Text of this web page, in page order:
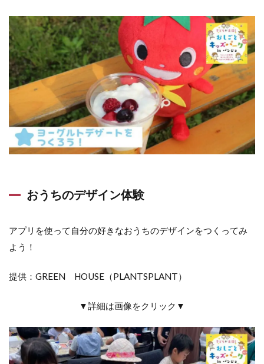
おうちのデザイン体験
アプリを使って自分の好きなおうちのデザインをつくってみ
よう！
提供：GREEN HOUSE（PLANTSPLANT）
▼詳細は画像をクリック▼